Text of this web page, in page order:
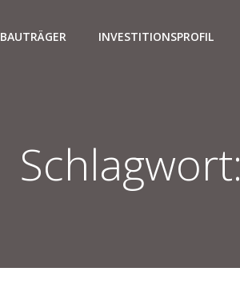
BAUTRÄGER INVESTITIONSPROFIL
Schlagwort: